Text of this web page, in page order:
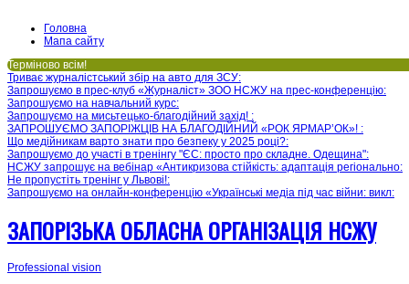
Головна
Мапа сайту
Терміново всім!
Триває журналістський збір на авто для ЗСУ:
Запрошуємо в прес-клуб «Журналіст» ЗОО НСЖУ на прес-конференцію:
Запрошуємо на навчальний курс:
Запрошуємо на мисьтецько-благодійний захід! :
ЗАПРОШУЄМО ЗАПОРІЖЦІВ НА БЛАГОДІЙНИЙ «РОК ЯРМАР’ОК»! :
Що медійникам варто знати про безпеку у 2025 році?:
Запрошуємо до участі в тренінгу "ЄС: просто про складне. Одещина":
НСЖУ запрошує на вебінар «Антикризова стійкість: адаптація регіонально:
Не пропустіть тренінг у Львові!:
Запрошуємо на онлайн-конференцію «Українські медіа під час війни: викл:
ЗАПОРІЗЬКА ОБЛАСНА ОРГАНІЗАЦІЯ НСЖУ
Professional vision